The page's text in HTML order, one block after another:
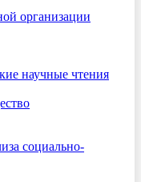
организации
научные чтения
социально-